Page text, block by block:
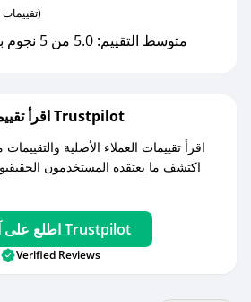
(0 تقييمات)
متوسط التقييم: 5.0 من 5 نجوم بواسطة 0 مستخدمين
اقرأ تقييمات واراء العملاء على Trustpilot
اقرأ تقييمات العملاء الأصلية
اكتشف ما يعتقده المستخدمون
اطلع على آراء عملائنا على Trustpilot
Verified Reviews